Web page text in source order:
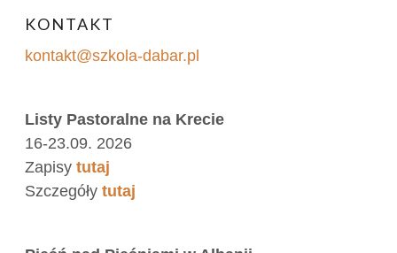
KONTAKT
kontakt@szkola-dabar.pl
Listy Pastoralne na Krecie
16-23.09. 2026
Zapisy tutaj
Szczegóły tutaj